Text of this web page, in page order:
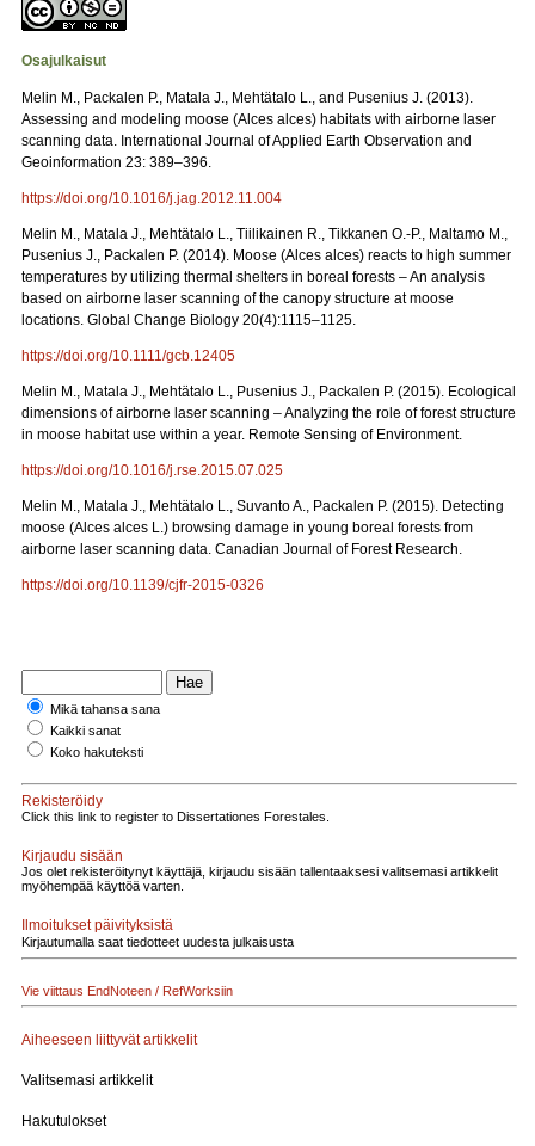
Osajulkaisut
Melin M., Packalen P., Matala J., Mehtätalo L., and Pusenius J. (2013).
Assessing and modeling moose (Alces alces) habitats with airborne laser
scanning data. International Journal of Applied Earth Observation and
Geoinformation 23: 389–396.
https://doi.org/10.1016/j.jag.2012.11.004
Melin M., Matala J., Mehtätalo L., Tiilikainen R., Tikkanen O.-P., Maltamo M.,
Pusenius J., Packalen P. (2014). Moose (Alces alces) reacts to high summer
temperatures by utilizing thermal shelters in boreal forests – An analysis
based on airborne laser scanning of the canopy structure at moose
locations. Global Change Biology 20(4):1115–1125.
https://doi.org/10.1111/gcb.12405
Melin M., Matala J., Mehtätalo L., Pusenius J., Packalen P. (2015). Ecological
dimensions of airborne laser scanning – Analyzing the role of forest structure
in moose habitat use within a year. Remote Sensing of Environment.
https://doi.org/10.1016/j.rse.2015.07.025
Melin M., Matala J., Mehtätalo L., Suvanto A., Packalen P. (2015). Detecting
moose (Alces alces L.) browsing damage in young boreal forests from
airborne laser scanning data. Canadian Journal of Forest Research.
https://doi.org/10.1139/cjfr-2015-0326
Mikä tahansa sana
Kaikki sanat
Koko hakuteksti
Rekisteröidy
Click this link to register to Dissertationes Forestales.
Kirjaudu sisään
Jos olet rekisteröitynyt käyttäjä, kirjaudu sisään tallentaaksesi valitsemasi artikkelit
myöhempää käyttöä varten.
Ilmoitukset päivityksistä
Kirjautumalla saat tiedotteet uudesta julkaisusta
Vie viittaus EndNoteen / RefWorksiin
Aiheeseen liittyvät artikkelit
Valitsemasi artikkelit
Hakutulokset